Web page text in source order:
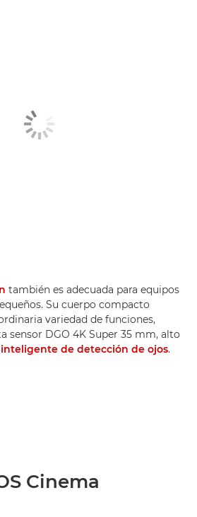
también es adecuada para equipos
Su cuerpo compacto
variedad de funciones,
sensor DGO 4K Super 35 mm, alto
inteligente de detección de ojos.
Cinema